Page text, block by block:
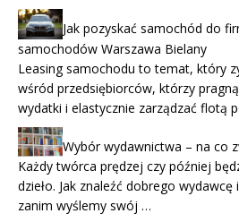
Jak pozyskać samochód do
samochodów Warszawa Bielany
Leasing samochodu to temat, który
wśród przedsiębiorców, którzy
wydatki i elastycznie zarządzać flotą
Wybór wydawnictwa – na co
Każdy twórca prędzej czy później
dzieło. Jak znaleźć dobrego
zanim wyślemy swój …